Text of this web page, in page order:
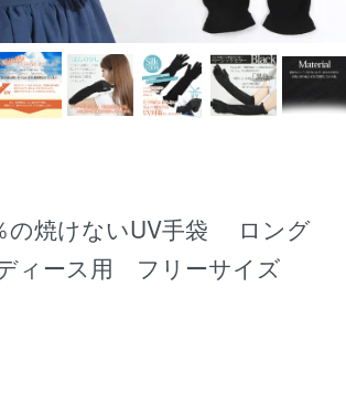
の焼けないUV手袋 ロング
ィース用 フリーサイズ